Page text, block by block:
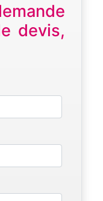
devis,